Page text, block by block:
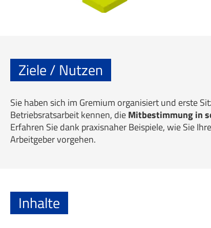
Ziele / Nutzen
Sie haben sich im Gremium organisiert und erste
Betriebsratsarbeit kennen, dieMitbestimmung in
Erfahren Sie dank praxisnaher Beispiele, wie Sie Ihre
Arbeitgeber vorgehen.
Inhalte